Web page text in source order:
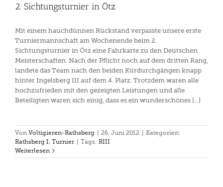
2. Sichtungsturnier in Ötz
Mit einem hauchdünnen Rückstand verpasste unsere erste
Turniermannschaft am Wochenende beim 2.
Sichtungsturnier in Ötz eine Fahrkarte zu den Deutschen
Meisterschaften. Nach der Pflicht noch auf dem dritten Rang,
landete das Team nach den beiden Kürdurchgängen knapp
hinter Ingelsberg III auf dem 4. Platz. Trotzdem waren alle
hochzufrieden mit den gezeigten Leistungen und alle
Beteiligten waren sich einig, dass es ein wunderschönes [...]
Von Voltigieren-Rathsberg 26. Juni 2012
Kategorien:
Rathsberg I, Turnier Tags: RIII
Weiterlesen